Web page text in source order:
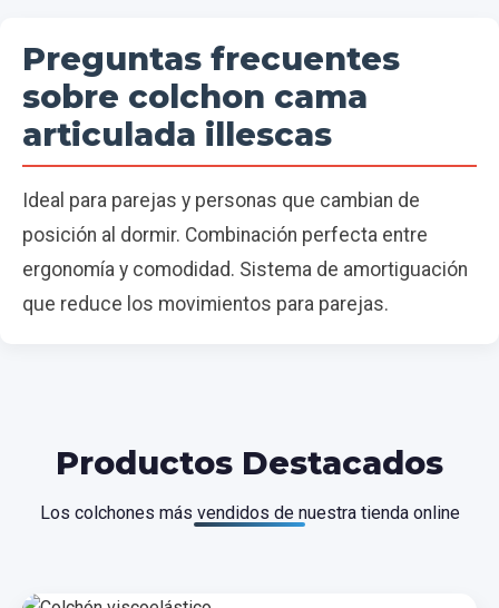
Preguntas frecuentes
sobre colchon cama
articulada illescas
Ideal para parejas y personas que cambian de
posición al dormir. Combinación perfecta entre
ergonomía y comodidad. Sistema de amortiguación
que reduce los movimientos para parejas.
Productos Destacados
Los colchones más vendidos de nuestra tienda online